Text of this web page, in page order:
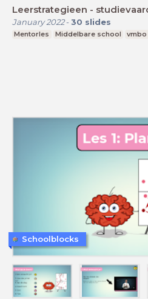
Leerstrategieen -
January 2022- 30 slides
Mentorles Middelbare school vmbo
Schoolblocks